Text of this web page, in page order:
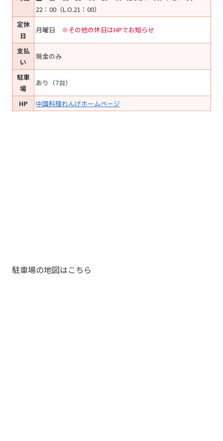
22：00（L.O.21：00）
定休
日
月曜日 ※その他の休日はHPでお知らせ
支払
い
現金のみ
駐車
場
あり（7台）
HP 中国料理れんげホームページ
駐車場の地図はこちら